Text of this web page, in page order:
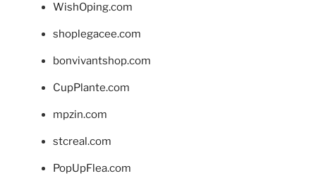
WishOping.com
shoplegacee.com
bonvivantshop.com
CupPlante.com
mpzin.com
stcreal.com
PopUpFlea.com